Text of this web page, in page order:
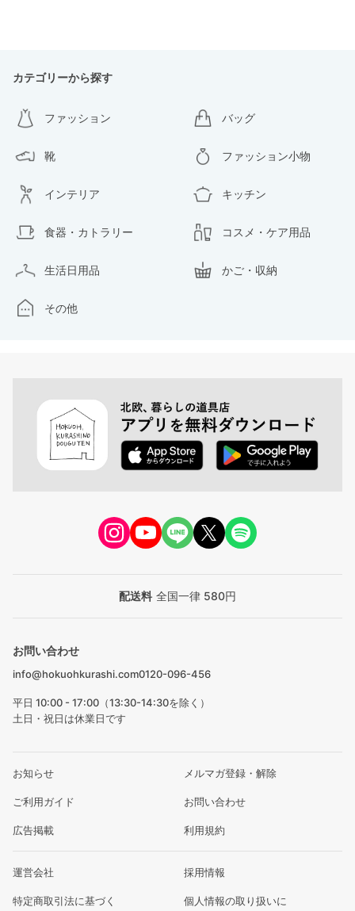
カテゴリーから探す
ファッション バッグ
靴 ファッション小物
インテリア キッチン
食器・カトラリー コスメ・ケア用品
生活日用品 かご・収納
その他
配送料 全国一律 580円
お問い合わせ
info@hokuohkurashi.com0120-096-456
平日 10:00 - 17:00（13:30-14:30を除く）
土日・祝日は休業日です
お知らせ メルマガ登録・解除
ご利用ガイド お問い合わせ
広告掲載 利用規約
運営会社 採用情報
特定商取引法に基づく
個人情報の取り扱いに